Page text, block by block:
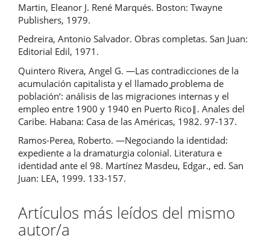
Martin, Eleanor J. René Marqués. Boston: Twayne
Publishers, 1979.
Pedreira, Antonio Salvador. Obras completas. San Juan:
Editorial Edil, 1971.
Quintero Rivera, Angel G. ―Las contradicciones de la
acumulación capitalista y el llamado ̳problema de
población‘: análisis de las migraciones internas y el
empleo entre 1900 y 1940 en Puerto Rico‖. Anales del
Caribe. Habana: Casa de las Américas, 1982. 97-137.
Ramos-Perea, Roberto. ―Negociando la identidad:
expediente a la dramaturgia colonial. Literatura e
identidad ante el 98. Martínez Masdeu, Edgar., ed. San
Juan: LEA, 1999. 133-157.
Artículos más leídos del mismo
autor/a